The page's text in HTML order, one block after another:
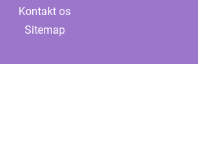
Kontakt os
Sitemap